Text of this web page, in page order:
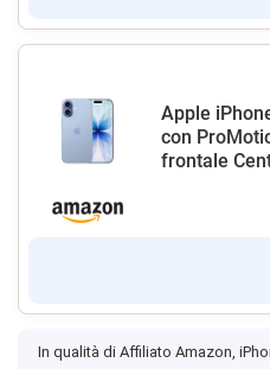
Apple
con
frontale
In qualità di Affiliato Amazon,